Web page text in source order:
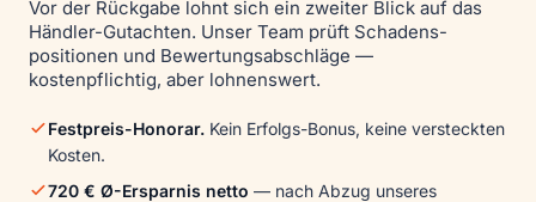
Vor der Rückgabe lohnt sich ein zweiter Blick auf das
Händler-Gutachten. Unser Team prüft Schadens­
positionen und Bewertungs­abschläge —
kostenpflichtig, aber lohnenswert.
Festpreis-Honorar. Kein Erfolgs-Bonus, keine versteckten
Kosten.
720 € Ø-Ersparnis netto — nach Abzug unseres